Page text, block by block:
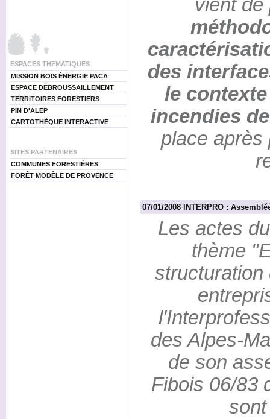
ESPACES THEMATIQUES
MISSION BOIS ÉNERGIE PACA
ESPACE DÉBROUSSAILLEMENT
TERRITOIRES FORESTIERS
PIN D'ALEP
CARTOTHÈQUE INTERACTIVE
SITES PARTENAIRES
COMMUNES FORESTIÈRES
FORÊT MODÈLE DE PROVENCE
vient
des
le
incendies
place après
07/01/2008 INTERPRO :
Les actes
thème
structuration
des Alpes-
de son
Fibois 06/83